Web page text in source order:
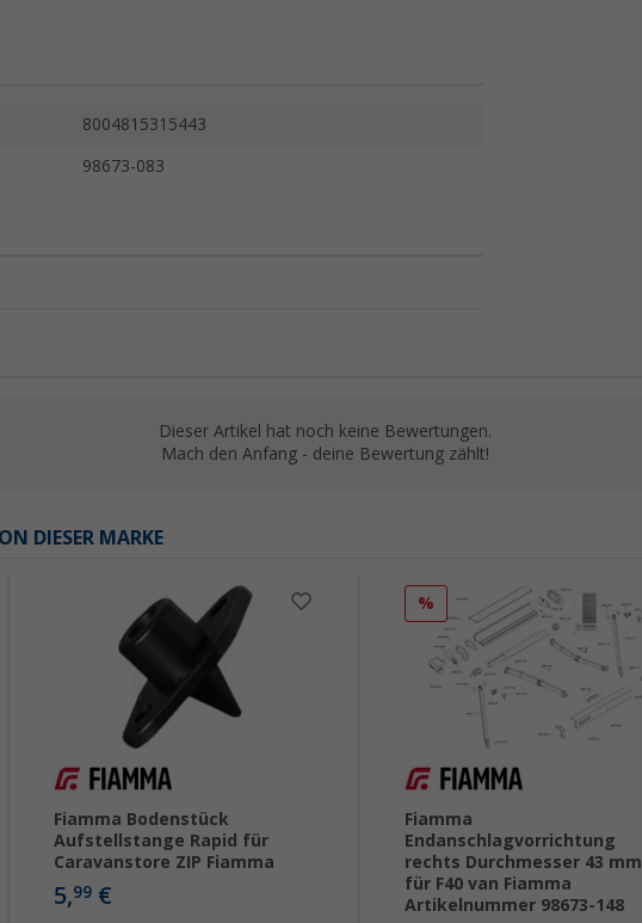
8004815315443
98673-083
Dieser Artikel hat noch keine Bewertungen.
Mach den Anfang - deine Bewertung zählt!
DIESER MARKE
Fiamma Bodenstück
Aufstellstange Rapid für
Caravanstore ZIP Fiamma
5,99€
%
Fiamma
Endanschlagvorrichtung
rechts Durchmesser 43 mm
für F40 van Fiamma
Artikelnummer 98673-148